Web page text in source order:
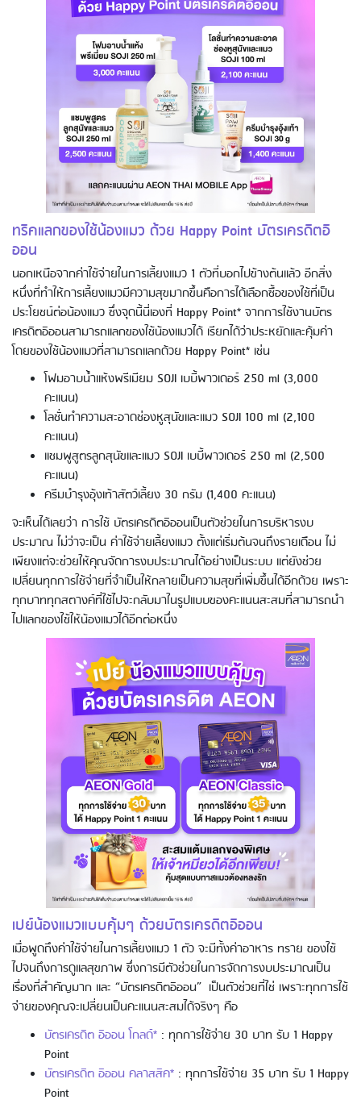
ทริคแลกของใช้น้องแมว ด้วย Happy Point บัตรเครดิตอิ
ออน
นอกเหนือจากค่าใช้จ่ายในการเลี้ยงแมว 1 ตัวที่บอกไปข้างต้นแล้ว อีกสิ่ง
หนึ่งที่ทำให้การเลี้ยงแมวมีความสุขมากขึ้นคือการได้เลือกซื้อของใช้ที่เป็น
ประโยชน์ต่อน้องแมว ซึ่งจุดนี้นี่เองที่ Happy Point* จากการใช้งานบัตร
เครดิตอิออนสามารถแลกของใช้น้องแมวได้ เรียกได้ว่าประหยัดและคุ้มค่า
โดยของใช้น้องแมวที่สามารถแลกด้วย Happy Point* เช่น
โฟมอาบน้ำแห้งพรีเมียม SOJI เบบี้พาวเดอร์ 250 ml (3,000
คะแนน)
โลชั่นทำความสะอาดช่องหูสุนัขและแมว SOJI 100 ml (2,100
คะแนน)
แชมพูสูตรลูกสุนัขและแมว SOJI เบบี้พาวเดอร์ 250 ml (2,500
คะแนน)
ครีมบำรุงอุ้งเท้าสัตว์เลี้ยง 30 กรัม (1,400 คะแนน)
จะเห็นได้เลยว่า การใช้ บัตรเครดิตอิออนเป็นตัวช่วยในการบริหารงบ
ประมาณ ไม่ว่าจะเป็น ค่าใช้จ่ายเลี้ยงแมว ตั้งแต่เริ่มต้นจนถึงรายเดือน ไม่
เพียงแต่จะช่วยให้คุณจัดการงบประมาณได้อย่างเป็นระบบ แต่ยังช่วย
เปลี่ยนทุกการใช้จ่ายที่จำเป็นให้กลายเป็นความสุขที่เพิ่มขึ้นได้อีกด้วย เพราะ
ทุกบาททุกสตางค์ที่ใช้ไปจะกลับมาในรูปแบบของคะแนนสะสมที่สามารถนำ
ไปแลกของใช้ให้น้องแมวได้อีกต่อหนึ่ง
เปย์น้องแมวแบบคุ้มๆ ด้วยบัตรเครดิตอิออน
เมื่อพูดถึงค่าใช้จ่ายในการเลี้ยงแมว 1 ตัว จะมีทั้งค่าอาหาร ทราย ของใช้
ไปจนถึงการดูแลสุขภาพ ซึ่งการมีตัวช่วยในการจัดการงบประมาณเป็น
เรื่องที่สำคัญมาก และ “บัตรเครดิตอิออน” เป็นตัวช่วยที่ใช่ เพราะทุกการใช้
จ่ายของคุณจะเปลี่ยนเป็นคะแนนสะสมได้จริงๆ คือ
บัตรเครดิต อิออน โกลด์* : ทุกการใช้จ่าย 30 บาท รับ 1 Happy
Point
บัตรเครดิต อิออน คลาสสิค* : ทุกการใช้จ่าย 35 บาท รับ 1 Happy
Point
Using AEON Cards - Shopping
(Domestic)
Using AEON Cards - Shopping (Abroad)